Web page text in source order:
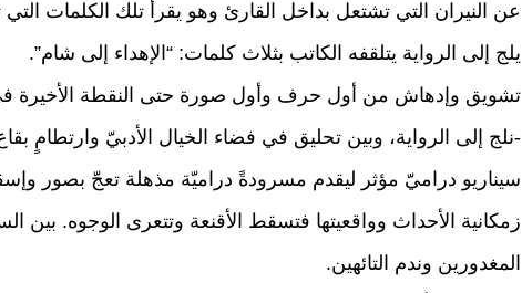
عن النيران التي تشتعل بداخل القارئ وهو يقرأ تلك الكلمات
يلج إلى الرواية يتلقفه الكاتب بثلاث كلمات: “الإهداء إلى شام”.
تشويق وإدهاش من أول حرف وأول صورة حتى النقطة الأخيرة
-نلج إلى الرواية، وبين تحليق في فضاء الخيال الأدبيّ وارتطامٍ
سيناريو دراميّ مؤثر ليقدم مسرودةً دراميّة مذهلة تعجّ بصور
زمكانية الأحداث وواقعيتها فتسقط الأقنعة وتتعرى الوجوه.
المغدورين وندم التائهين.